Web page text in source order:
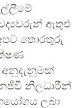
ඇතුළු
තොරතුරු
අනුදැනුමක්
නිලධාරීන්
ලබා